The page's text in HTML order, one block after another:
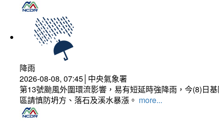
降雨
2026-08-08, 07:45│中央氣象署
第13號颱風外圍環流影響，易有短延時強降雨，今(8)日
區請慎防坍方、落石及溪水暴漲。 more...